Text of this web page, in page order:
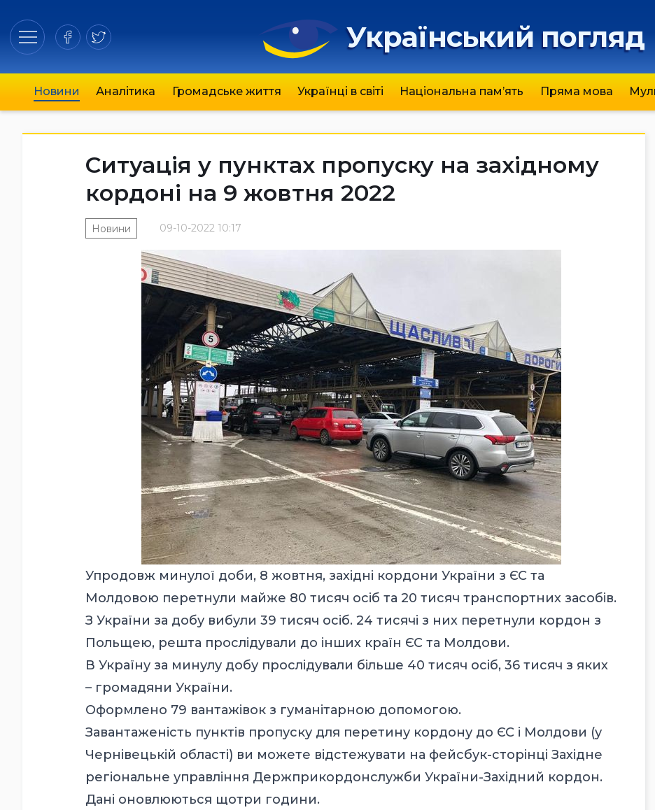
Український погляд
Новини Аналітика Громадське життя Українці в світі Національна пам’ять Пряма мова
Ситуація у пунктах пропуску на західному
кордоні на 9 жовтня 2022
09-10-2022 10:17
Новини
Упродовж минулої доби, 8 жовтня, західні кордони України з ЄС та
Молдовою перетнули майже 80 тисяч осіб та 20 тисяч транспортних засобів.
З України за добу вибули 39 тисяч осіб. 24 тисячі з них перетнули кордон з
Польщею, решта прослідували до інших країн ЄС та Молдови.
В Україну за минулу добу прослідували більше 40 тисяч осіб, 36 тисяч з яких
– громадяни України.
Оформлено 79 вантажівок з гуманітарною допомогою.
Завантаженість пунктів пропуску для перетину кордону до ЄС і Молдови (у
Чернівецькій області) ви можете відстежувати на фейсбук-сторінці Західне
регіональне управління Держприкордонслужби України-Західний кордон.
Дані оновлюються щотри години.